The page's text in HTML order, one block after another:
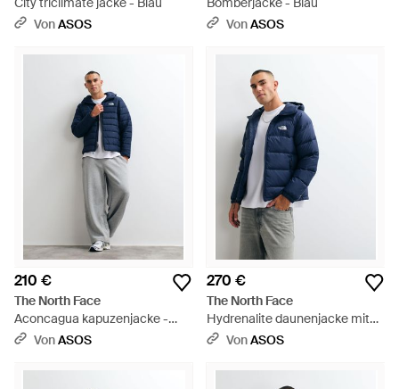
VonASOS
VonASOS
210 €
The North Face
Aconcagua kapuzenjacke -
BlauVonASOS
270 €
The North Face
Hydrenalite daunenjacke mit
kapuze - Blau
VonASOS